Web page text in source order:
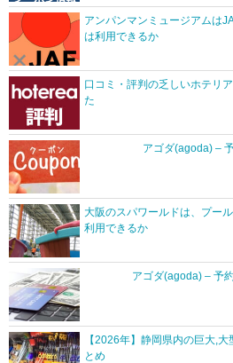
アンパンマンミュージアムは
は利用できるか
口コミ・評判の乏しいホテリ
た
アゴダ(agoda) –
大阪のスパワールドは、プー
利用できるか
アゴダ(agoda) – 予
【2026年】静岡県内の巨大,
とめ